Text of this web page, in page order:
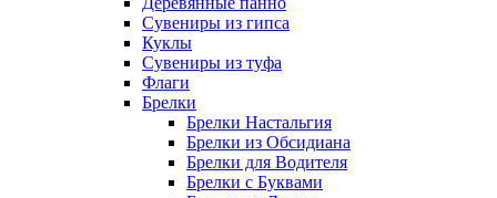
Сувениры из гипса
Куклы
Сувениры из туфа
Флаги
Брелки
Брелки Настальгия
Брелки из Обсидиана
Брелки для Водителя
Брелки с Буквами